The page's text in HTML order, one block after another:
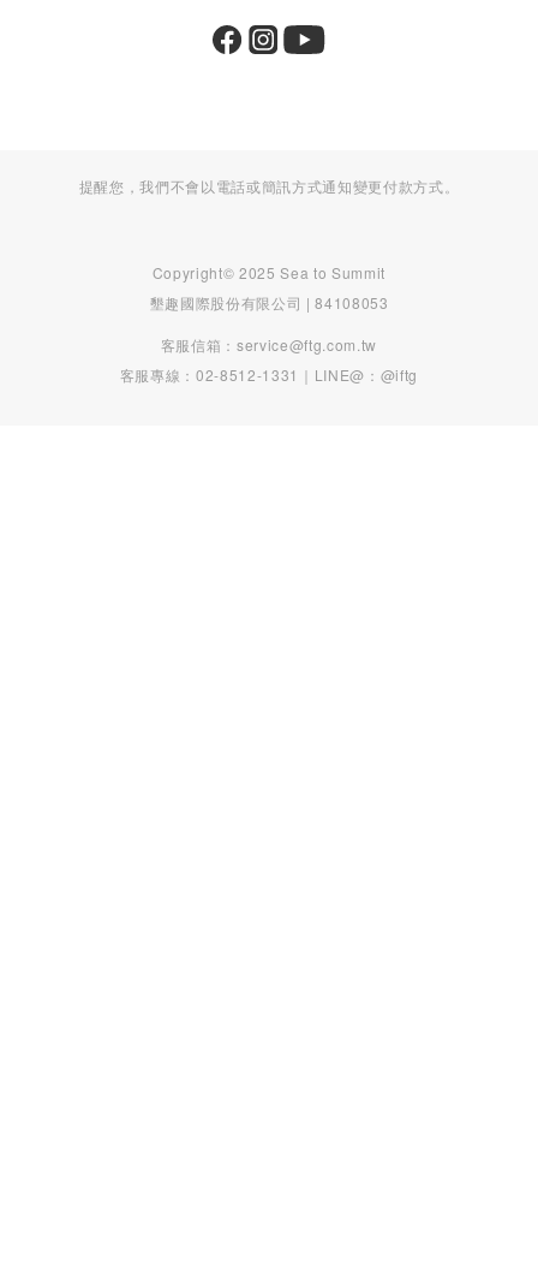
提醒您，我們不會以電話或簡訊方式通知變更付款方式。
Copyright© 2025 Sea to Summit
墾趣國際股份有限公司 | 84108053
客服信箱：service@ftg.com.tw
客服專線：02-8512-1331｜LINE@：@iftg